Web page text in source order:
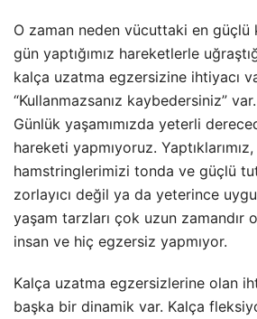
O zaman neden vücuttaki en güçlü
gün yaptığımız hareketlerle
kalça uzatma egzersizine ihtiyacı
“Kullanmazsanız kaybedersiniz”
Günlük yaşamımızda yeterli
hareketi yapmıyoruz.
hamstringlerimizi tonda ve güçlü
zorlayıcı değil ya da yeterince
yaşam tarzları çok uzun zamandır
insan ve hiç egzersiz yapmıyor.
Kalça uzatma egzersizlerine olan
başka bir dinamik var. Kalça